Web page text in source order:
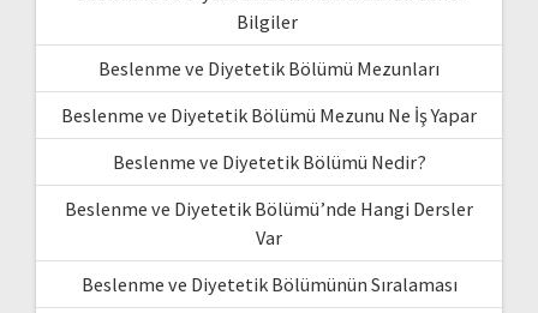
Bilgiler
Beslenme ve Diyetetik Bölümü Mezunları
Beslenme ve Diyetetik Bölümü Mezunu Ne İş Yapar
Beslenme ve Diyetetik Bölümü Nedir?
Beslenme ve Diyetetik Bölümü’nde Hangi Dersler
Var
Beslenme ve Diyetetik Bölümünün Sıralaması